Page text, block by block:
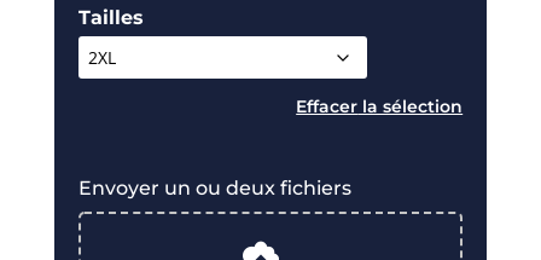
Tailles
Effacer
Envoyer un ou deux fichiers